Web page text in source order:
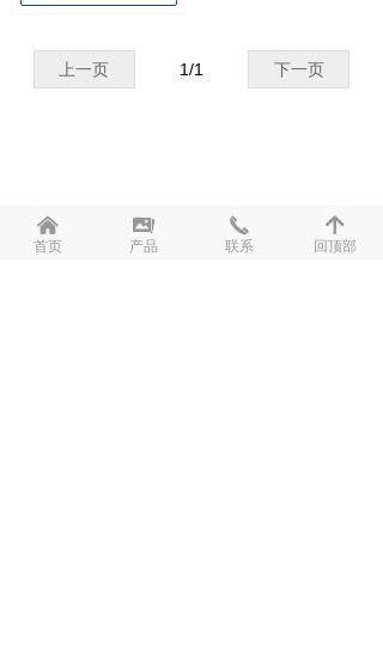
上一页 下一页
1/1
낀
首页
끡
产品
끅
联系
녕
回顶部